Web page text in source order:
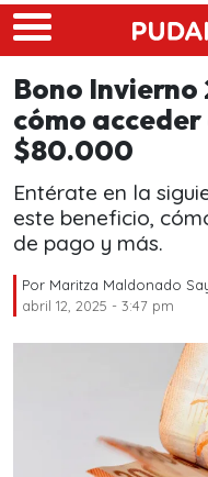
Skip to main content
Bono Invierno
cómo
$80.000
Entérate en la
este beneficio,
de pago y más.
Por Maritza Maldonado
abril 12, 2025 - 3:47 pm